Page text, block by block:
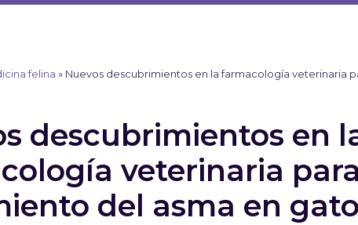
felina » Nuevos descubrimientos en la farmacología veterinaria
descubrimientos en
veterinaria
del asma en